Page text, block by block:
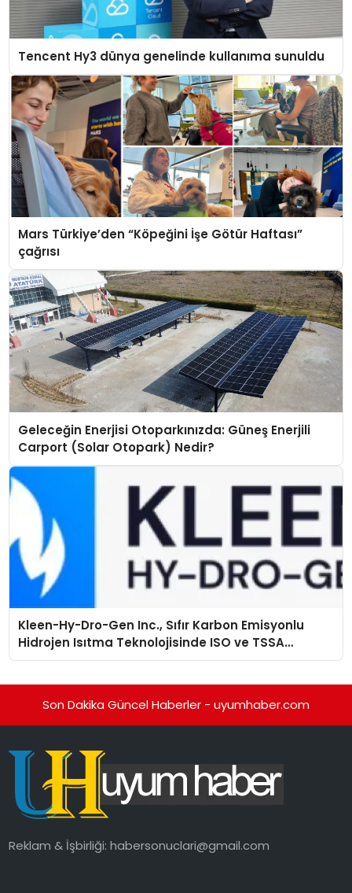
Tencent Hy3 dünya genelinde kullanıma sunuldu
Mars Türkiye’den “Köpeğini İşe Götür Haftası”
çağrısı
Geleceğin Enerjisi Otoparkınızda: Güneş Enerjili
Carport (Solar Otopark) Nedir?
Kleen-Hy-Dro-Gen Inc., Sıfır Karbon Emisyonlu
Hidrojen Isıtma Teknolojisinde ISO ve TSSA
Düzenleyici Onaylarını Aldı
Son Dakika Güncel Haberler - uyumhaber.com
Reklam & İşbirliği:habersonuclari@gmail.com